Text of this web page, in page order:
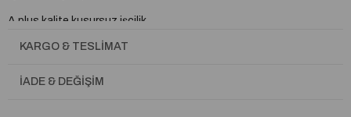
A plus kalite kusursuz işçilik
Esnektir ayağı kesmez yumuşaktır.
Tam Kalıptır.
KARGO & TESLIMAT
İADE & DEĞIŞIM